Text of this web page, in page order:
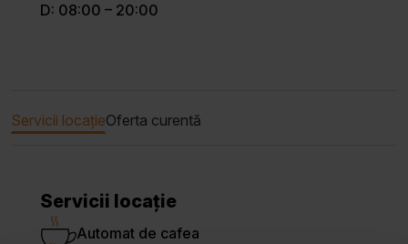
D: 08:00 – 20:00
Servicii locațieOferta curentă
Servicii locație
Automat de cafea